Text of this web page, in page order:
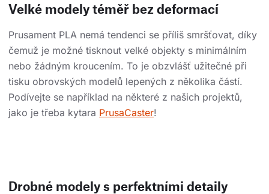
Velké modely téměř bez deformací
Prusament PLA nemá tendenci se příliš smršťovat, díky
čemuž je možné tisknout velké objekty s minimálním
nebo žádným kroucením. To je obzvlášť užitečné při
tisku obrovských modelů lepených z několika částí.
Podívejte se například na některé z našich projektů,
jako je třeba kytara PrusaCaster!
Drobné modely s perfektními detaily